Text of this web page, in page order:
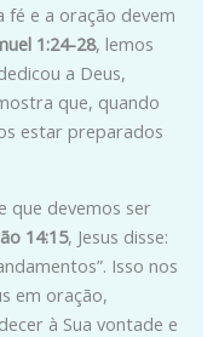
fé e a oração devem
1:24-28, lemos
a Deus,
que, quando
estar preparados
que devemos ser
14:15, Jesus disse:
Isso nos
em oração,
à Sua vontade e